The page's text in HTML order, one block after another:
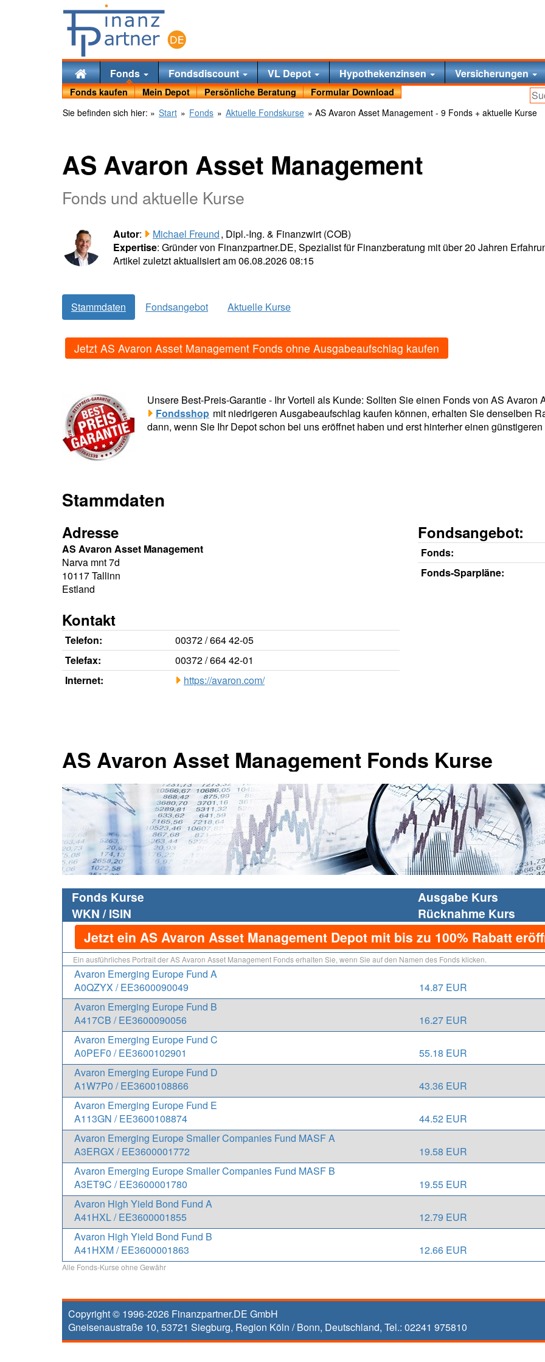
Fonds Fondsdiscount VL Depot Hypothekenzinsen Versicherungen
Fonds kaufen Mein Depot Persönliche Beratung
Formular Download
Sie befinden sich hier: » Start » Fonds » Aktuelle Fondskurse » AS Avaron Asset Management - 9 Fonds + aktuelle Kurse
AS Avaron Asset Management
Fonds und aktuelle Kurse
Autor: Michael Freund, Dipl.-Ing. & Finanzwirt (COB)
Expertise: Gründer von Finanzpartner.DE, Spezialist für Finanzberatung mit über 20 Jahren
Artikel zuletzt aktualisiert am 06.08.2026 08:15
Stammdaten Fondsangebot Aktuelle Kurse
Jetzt AS Avaron Asset Management Fonds ohne Ausgabeaufschlag kaufen
Unsere Best-Preis-Garantie - Ihr Vorteil als Kunde: Sollten Sie einen Fonds von AS Avaron
Fondsshop mit niedrigeren Ausgabeaufschlag kaufen können, erhalten Sie denselben
dann, wenn Sie Ihr Depot schon bei uns eröffnet haben und erst hinterher einen
Stammdaten
Adresse
AS Avaron Asset Management
Narva mnt 7d
10117 Tallinn
Estland
Kontakt
Telefon:
00372 / 664 42-05
Telefax:
00372 / 664 42-01
Internet:
https://avaron.com/
Fondsangebot:
Fonds:
Fonds-Sparpläne:
AS Avaron Asset Management Fonds Kurse
Fonds Kurse
WKN / ISIN
Ausgabe Kurs
Rücknahme Kurs
Jetzt ein AS Avaron Asset Management Depot mit bis zu 100% Rabatt
Ein ausführliches Portrait der AS Avaron Asset Management Fonds erhalten Sie, wenn Sie auf den Namen des Fonds klicken.
Avaron Emerging Europe Fund A
A0QZYX / EE3600090049
14.87 EUR
Avaron Emerging Europe Fund B
A417CB / EE3600090056
16.27 EUR
Avaron Emerging Europe Fund C
A0PEF0 / EE3600102901
55.18 EUR
Avaron Emerging Europe Fund D
A1W7P0 / EE3600108866
43.36 EUR
Avaron Emerging Europe Fund E
A113GN / EE3600108874
44.52 EUR
Avaron Emerging Europe Smaller Companies Fund MASF A
A3ERGX / EE3600001772
19.58 EUR
Avaron Emerging Europe Smaller Companies Fund MASF B
A3ET9C / EE3600001780
19.55 EUR
Avaron High Yield Bond Fund A
A41HXL / EE3600001855
12.79 EUR
Avaron High Yield Bond Fund B
A41HXM / EE3600001863
12.66 EUR
Alle Fonds-Kurse ohne Gewähr
Copyright © 1996-2026 Finanzpartner.DE GmbH
Gneisenaustraße 10, 53721 Siegburg, Region Köln / Bonn, Deutschland, Tel.: 02241 975810